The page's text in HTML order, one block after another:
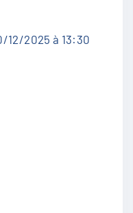
12/2025 à 13:30